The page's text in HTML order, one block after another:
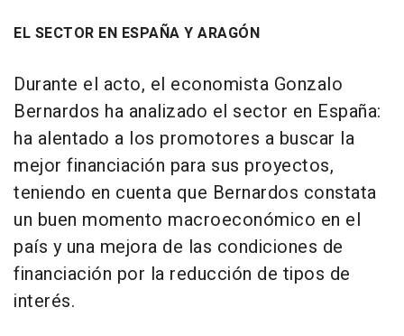
EL SECTOR EN ESPAÑA Y ARAGÓN
Durante el acto, el economista Gonzalo
Bernardos ha analizado el sector en España:
ha alentado a los promotores a buscar la
mejor financiación para sus proyectos,
teniendo en cuenta que Bernardos constata
un buen momento macroeconómico en el
país y una mejora de las condiciones de
financiación por la reducción de tipos de
interés.